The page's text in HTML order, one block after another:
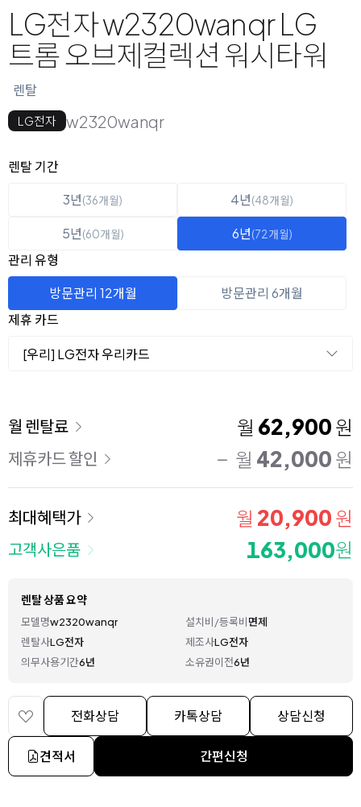
LG전자 w2320wanqr LG
트롬 오브제컬렉션 워시타워
렌탈
LG전자 w2320wanqr
옵션 선택
렌탈 선택
렌탈 기간
3년(36개월) 4년(48개월)
5년(60개월) 6년(72개월)
관리 유형
방문관리 12개월
방문관리 6개월
제휴 카드
[우리] LG전자 우리카드
이용 요금
월 렌탈료 월 62,900 원
제휴카드 할인 월 42,000 원
최대혜택가 월 20,900 원
고객사은품 163,000원
렌탈 상품 요약
모델명w2320wanqr 설치비/등록비면제
렌탈사LG전자 제조사LG전자
의무사용기간6년 소유권이전6년
전화상담 카톡상담 상담신청
견적서 간편신청